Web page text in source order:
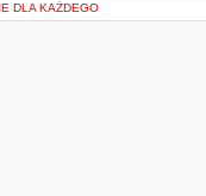
DLA KAŻDEGO